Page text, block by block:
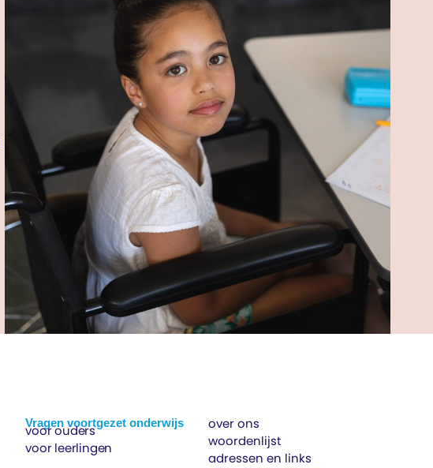
Vragen voortgezet onderwijs
voor ouders
voor leerlingen
over ons
woordenlijst
adressen en links